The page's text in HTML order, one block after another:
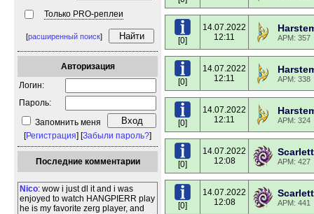
Только PRO-реплеи
[расширенный поиск]
Авторизация
Логин:
Пароль:
Запомнить меня
[Регистрация] [Забыли пароль?]
Последние комментарии
Nico: wow i just dl it and i was
enjoyed to watch HANGPIERR play
he is my favorite zerg player, and
[0]
14.07.2022
12:11
APM: 357
[0]
14.07.2022
12:11
APM: 338
[0]
14.07.2022
12:11
APM: 324
[0]
14.07.2022
12:08
Scarlett
APM: 427
[0]
14.07.2022
12:08
Scarlett
APM: 441